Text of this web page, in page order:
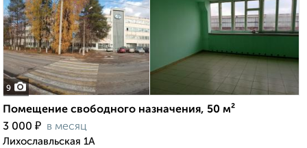
9
Помещение свободного назначения, 50 м²
3 000 ₽ в месяц
Лихославльская 1А